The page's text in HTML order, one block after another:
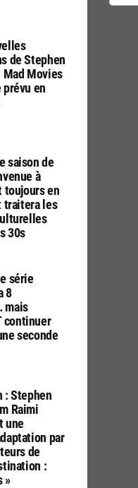
de Stephen
Mad Movies
en
saison de
à
toujours en
traitera les
30s
série
8
mais
continuer
seconde
: Stephen
Raimi
une
par
de
:
»